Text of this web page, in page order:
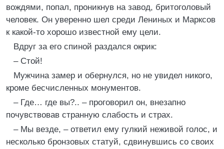
вождями, попал, проникнув на завод, бритоголовый
человек. Он уверенно шел среди Лениных и Марксов
к какой-то хорошо известной ему цели.
Вдруг за его спиной раздался окрик:
– Стой!
Мужчина замер и обернулся, но не увидел никого,
кроме бесчисленных монументов.
– Где… где вы?.. – проговорил он, внезапно
почувствовав странную слабость и страх.
– Мы везде, – ответил ему гулкий неживой голос, и
несколько бронзовых статуй, сдвинувшись со своих